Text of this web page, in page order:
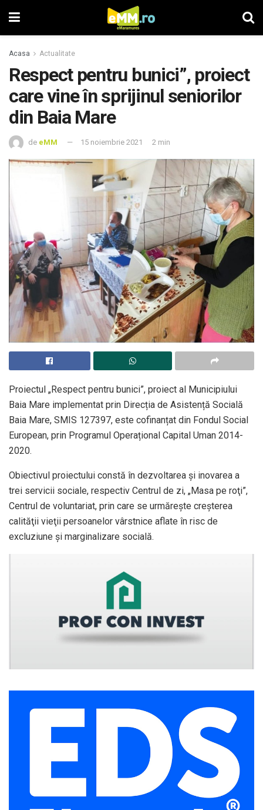
Acasa Actualitate
Respect pentru bunici”, proiect
care vine în sprijinul seniorilor
din Baia Mare
de eMM 15 noiembrie 2021 2 min
Proiectul „Respect pentru bunici”, proiect al Municipiului
Baia Mare implementat prin Direcția de Asistență Socială
Baia Mare, SMIS 127397, este cofinanțat din Fondul Social
European, prin Programul Operațional Capital Uman 2014-
2020.
Obiectivul proiectului constă în dezvoltarea şi inovarea a
trei servicii sociale, respectiv Centrul de zi, „Masa pe roţi”,
Centrul de voluntariat, prin care se urmăreşte creşterea
calităţii vieţii persoanelor vârstnice aflate în risc de
excluziune şi marginalizare socială.